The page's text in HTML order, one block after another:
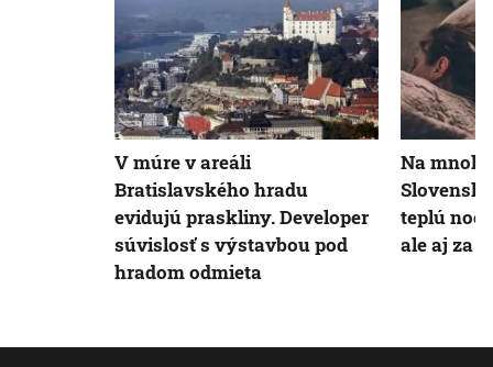
V múre v areáli
Bratislavského hradu
evidujú praskliny. Developer
súvislosť s výstavbou pod
hradom odmieta
Na
teplú noc
ale aj za